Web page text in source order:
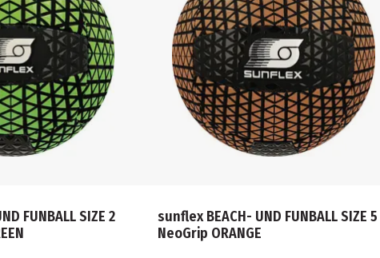
FUNBALL SIZE 2
sunflex BEACH- UND FUNBALL SIZE 5
NeoGrip ORANGE